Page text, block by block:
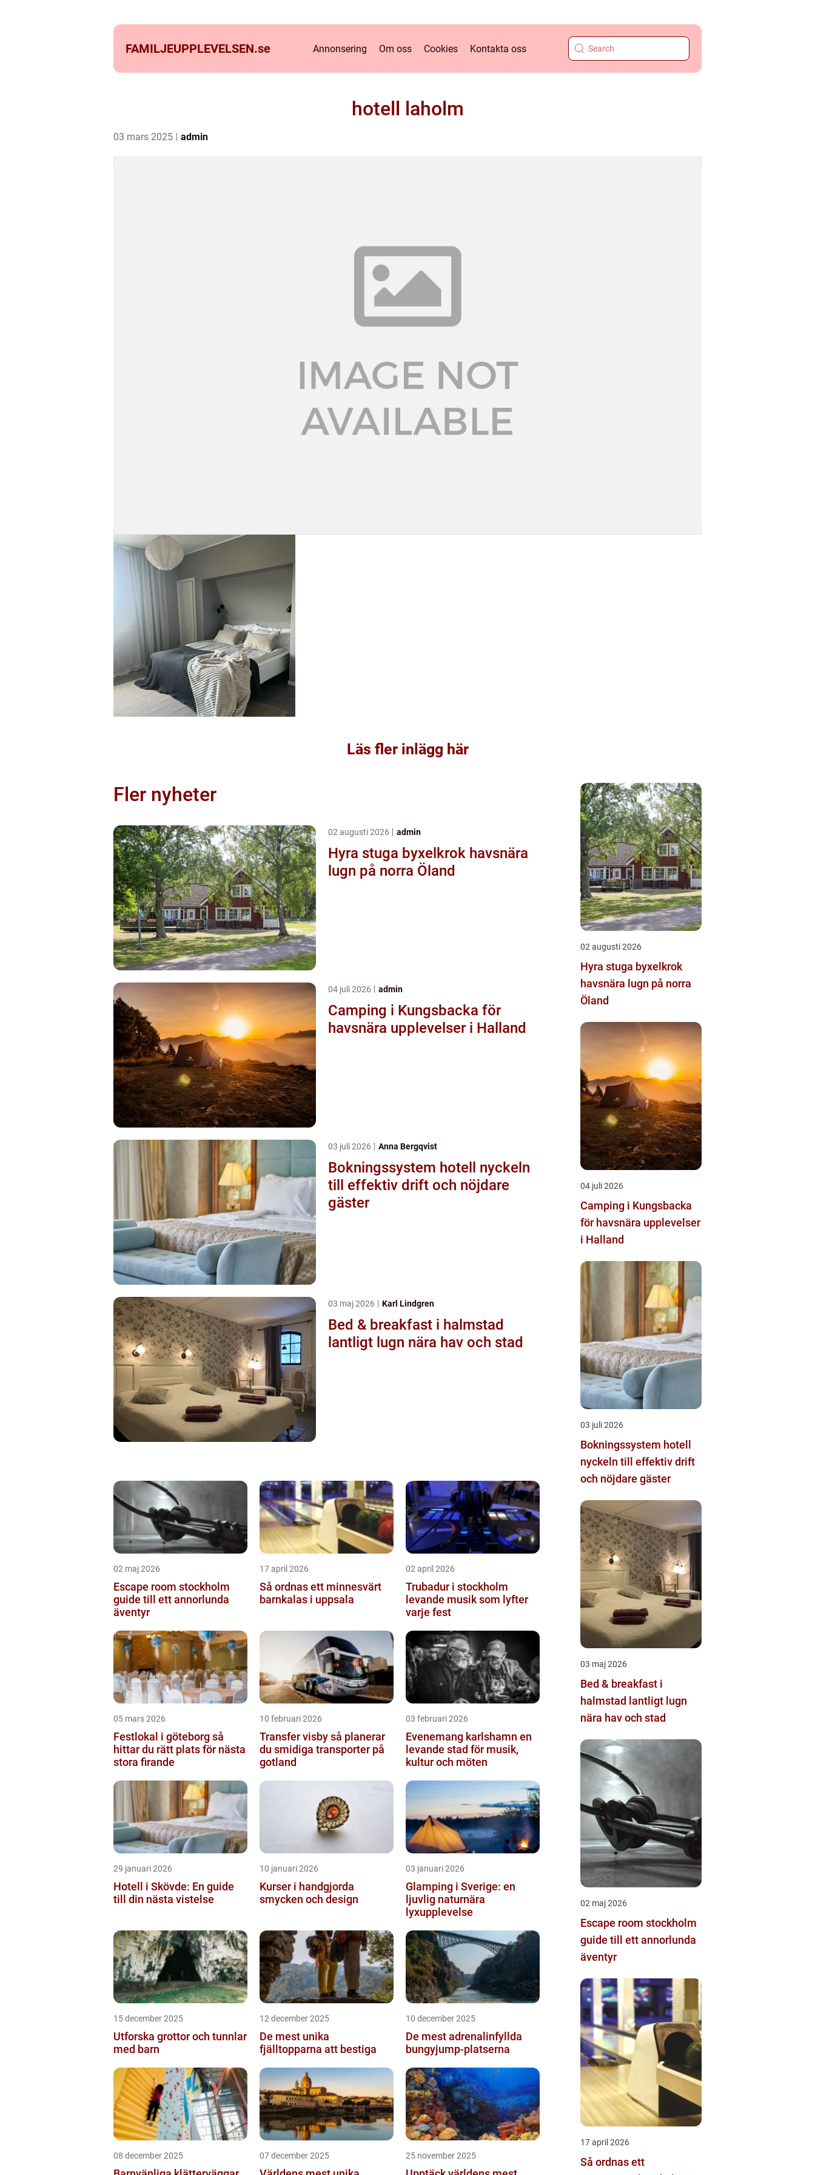
FAMILJEUPPLEVELSEN.se Annonsering Om oss Cookies Kontakta oss
hotell laholm
03 mars 2025 admin
Läs fler inlägg här
Fler nyheter
02 augusti 2026 admin
Hyra stuga byxelkrok havsnära
lugn på norra Öland
04 juli 2026 admin
Camping i Kungsbacka för
havsnära upplevelser i Halland
03 juli 2026 Anna Bergqvist
Bokningssystem hotell nyckeln
till effektiv drift och nöjdare
gäster
03 maj 2026 Karl Lindgren
Bed & breakfast i halmstad
lantligt lugn nära hav och stad
02 maj 2026
Escape room stockholm
guide till ett annorlunda
äventyr
17 april 2026
Så ordnas ett minnesvärt
barnkalas i uppsala
02 april 2026
Trubadur i stockholm
levande musik som lyfter
varje fest
05 mars 2026
Festlokal i göteborg så
hittar du rätt plats för nästa
stora firande
10 februari 2026
Transfer visby så planerar
du smidiga transporter på
gotland
03 februari 2026
Evenemang karlshamn en
levande stad för musik,
kultur och möten
29 januari 2026
Hotell i Skövde: En guide
till din nästa vistelse
10 januari 2026
Kurser i handgjorda
smycken och design
03 januari 2026
Glamping i Sverige: en
ljuvlig naturnära
lyxupplevelse
15 december 2025
Utforska grottor och tunnlar
med barn
12 december 2025
De mest unika
fjälltopparna att bestiga
10 december 2025
De mest adrenalinfyllda
bungyjump-platserna
08 december 2025 07 december 2025 25 november 2025
02 augusti 2026
Hyra stuga byxelkrok
havsnära lugn på norra
Öland
04 juli 2026
Camping i Kungsbacka
för havsnära upplevelser
i Halland
03 juli 2026
Bokningssystem hotell
nyckeln till effektiv drift
och nöjdare gäster
03 maj 2026
Bed & breakfast i
halmstad lantligt lugn
nära hav och stad
02 maj 2026
Escape room stockholm
guide till ett annorlunda
äventyr
17 april 2026
Så ordnas ett